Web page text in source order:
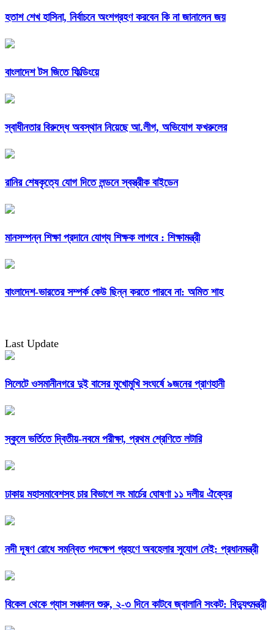
হতাশ শেখ হাসিনা, নির্বাচনে অংশগ্রহণ করবেন কি না জানালেন জয়
বাংলাদেশ টস জিতে ফিল্ডিংয়ে
স্বাধীনতার বিরুদ্ধে অবস্থান নিয়েছে আ.লীগ, অভিযোগ ফখরুলের
রানির শেষকৃত্যে যোগ দিতে লন্ডনে স্বস্ত্রীক বাইডেন
মানসম্পন্ন শিক্ষা প্রদানে যোগ্য শিক্ষক লাগবে : শিক্ষামন্ত্রী
বাংলাদেশ-ভারতের সম্পর্ক কেউ ছিন্ন করতে পারবে না: অমিত শাহ
Last Update
সিলেটে ওসমানীনগরে দুই বাসের মুখোমুখি সংঘর্ষে ৯জনের প্রাণহানী
স্কুলে ভর্তিতে দ্বিতীয়-নবমে পরীক্ষা, প্রথম শ্রেণিতে লটারি
ঢাকায় মহাসমাবেশসহ চার বিভাগে লং মার্চের ঘোষণা ১১ দলীয় ঐক্যের
নদী দূষণ রোধে সমন্বিত পদক্ষেপ গ্রহণে অবহেলার সুযোগ নেই: প্রধানমন্ত্রী
বিকেল থেকে গ্যাস সঞ্চালন শুরু, ২-৩ দিনে কাটবে জ্বালানি সংকট: বিদ্যুৎমন্ত্রী